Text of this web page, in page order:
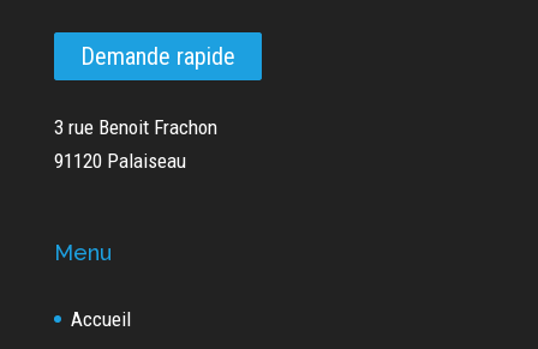
Demande rapide
3 rue Benoit Frachon
91120 Palaiseau
Menu
Accueil